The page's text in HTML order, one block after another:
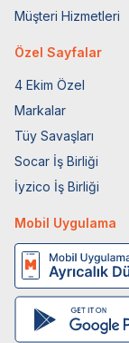
Müşteri Hizmetleri
Özel Sayfalar
4 Ekim Özel
Markalar
Tüy Savaşları
Socar İş Birliği
İyzico İş Birliği
Mobil Uygulama